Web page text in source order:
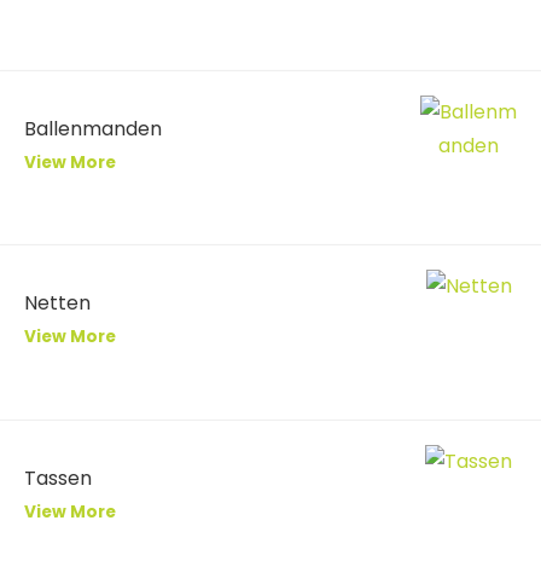
Ballenmanden
View More
Netten
View More
Tassen
View More